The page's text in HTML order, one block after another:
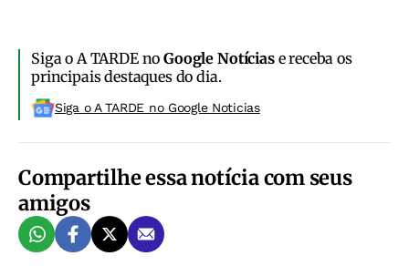
Siga o A TARDE noGoogle Notíciase receba os
principais destaques do dia.
Siga o A TARDE no Google Noticias
Compartilhe essa notícia com seus
amigos